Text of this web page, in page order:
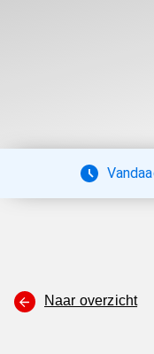
Naar overzicht